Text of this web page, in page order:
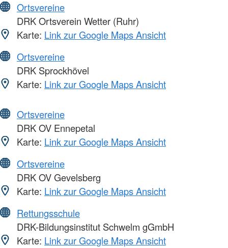
Ortsvereine
DRK Ortsverein Wetter (Ruhr)
Karte: Link zur Google Maps Ansicht
Ortsvereine
DRK Sprockhövel
Karte: Link zur Google Maps Ansicht
Ortsvereine
DRK OV Ennepetal
Karte: Link zur Google Maps Ansicht
Ortsvereine
DRK OV Gevelsberg
Karte: Link zur Google Maps Ansicht
Rettungsschule
DRK-Bildungsinstitut Schwelm gGmbH
Karte: Link zur Google Maps Ansicht